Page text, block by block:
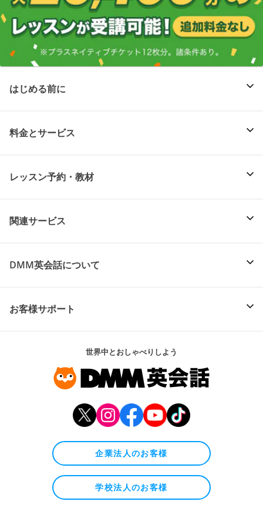
はじめる前に
料金とサービス
レッスン予約・教材
関連サービス
DMM英会話について
お客様サポート
世界中とおしゃべりしよう
企業法人のお客様
学校法人のお客様